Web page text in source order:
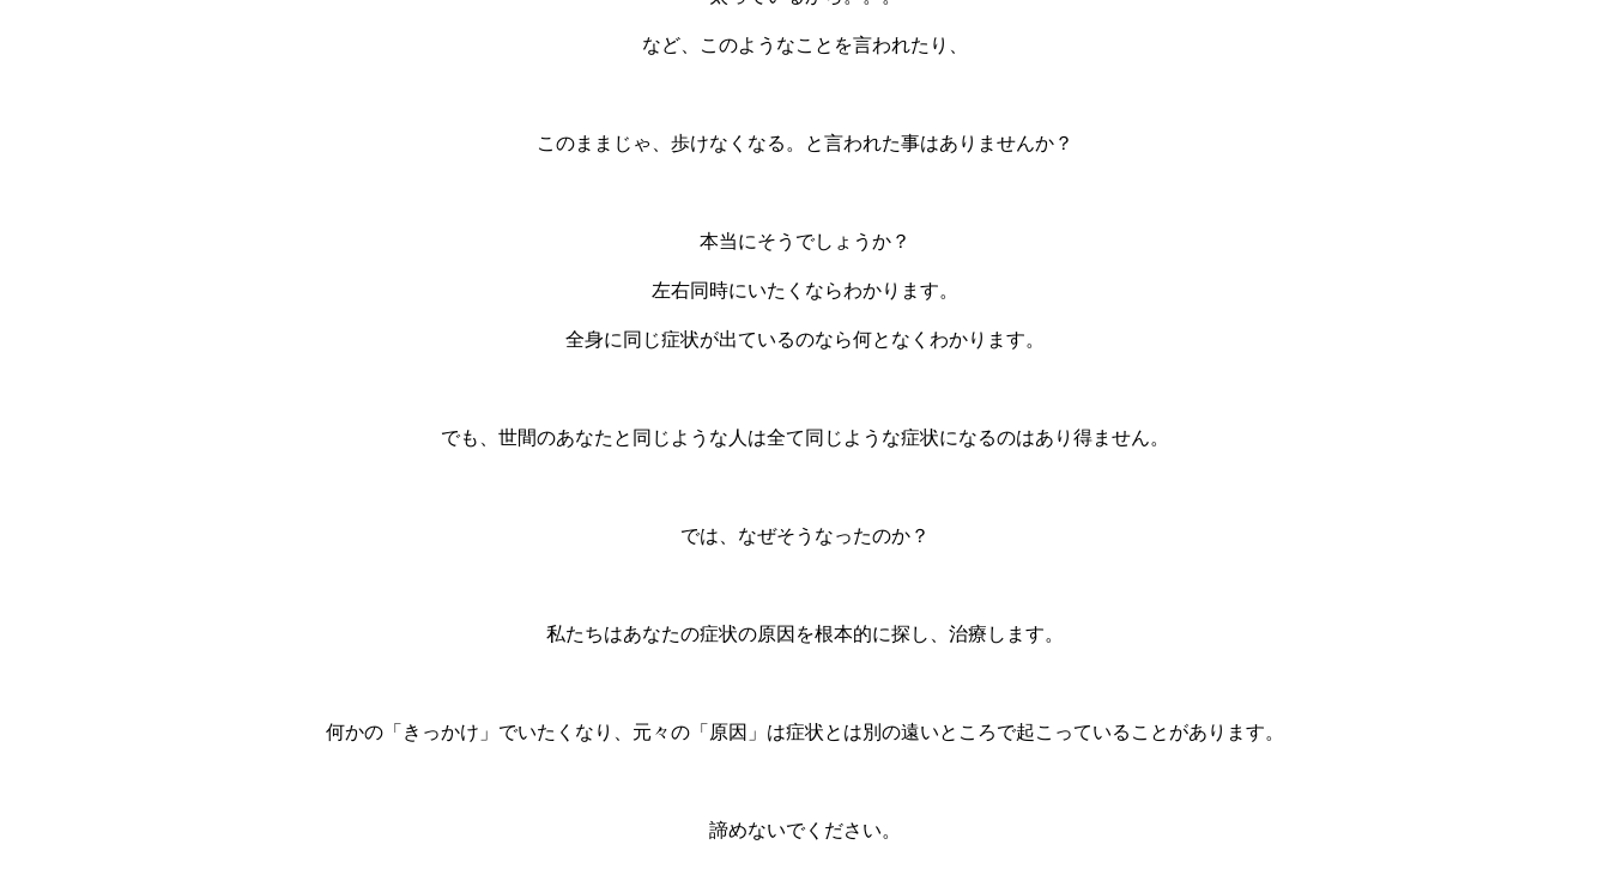
など、このようなことを言われたり、
このままじゃ、歩けなくなる。と言われた事はありませんか？
本当にそうでしょうか？
左右同時にいたくならわかります。
全身に同じ症状が出ているのなら何となくわかります。
でも、世間のあなたと同じような人は全て同じような症状になるのはあり得ません。
では、なぜそうなったのか？
私たちはあなたの症状の原因を根本的に探し、治療します。
何かの「きっかけ」でいたくなり、元々の「原因」は症状とは別の遠いところで起こっていることがあります。
諦めないでください。